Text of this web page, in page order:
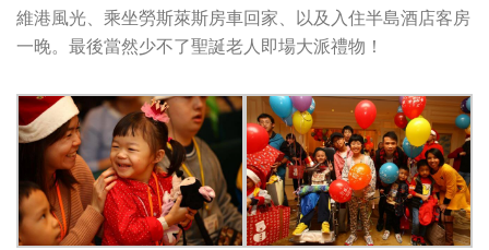
維港風光、乘坐勞斯萊斯房車回家、以及入住半島酒店客房
一晚。最後當然少不了聖誕老人即場大派禮物！